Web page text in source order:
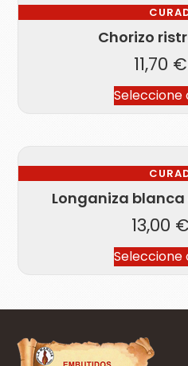
Chorizo
11,70 €
Seleccione
Longaniza
13,00 €
Seleccione